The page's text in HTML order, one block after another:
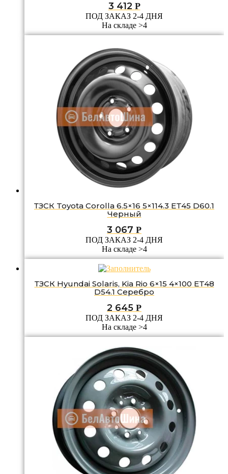
3 412 Р
ПОД ЗАКАЗ 2-4 ДНЯ
На складе >4
ТЗСК Toyota Corolla 6.5×16 5×114.3 ET45 D60.1
Черный
3 067 Р
ПОД ЗАКАЗ 2-4 ДНЯ
На складе >4
ТЗСК Hyundai Solaris, Kia Rio 6×15 4×100 ET48
D54.1 Серебро
2 645 Р
ПОД ЗАКАЗ 2-4 ДНЯ
На складе >4